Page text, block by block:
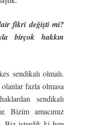
fikri değişti mi?
birçok hakkın
sendikalı olmalı.
fazla olmasa
sendikalı
Bizim amacımız